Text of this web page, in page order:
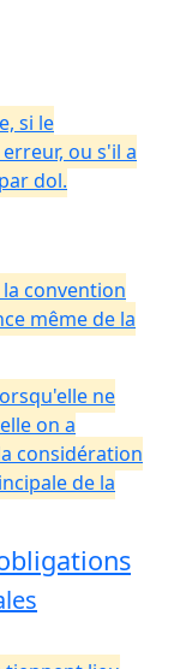
si le
ou s'il a
dol.
convention
même de la
ne
on a
considération
de la